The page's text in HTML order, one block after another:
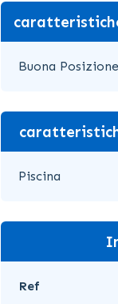
Buona Posizione
Piscina
Ref